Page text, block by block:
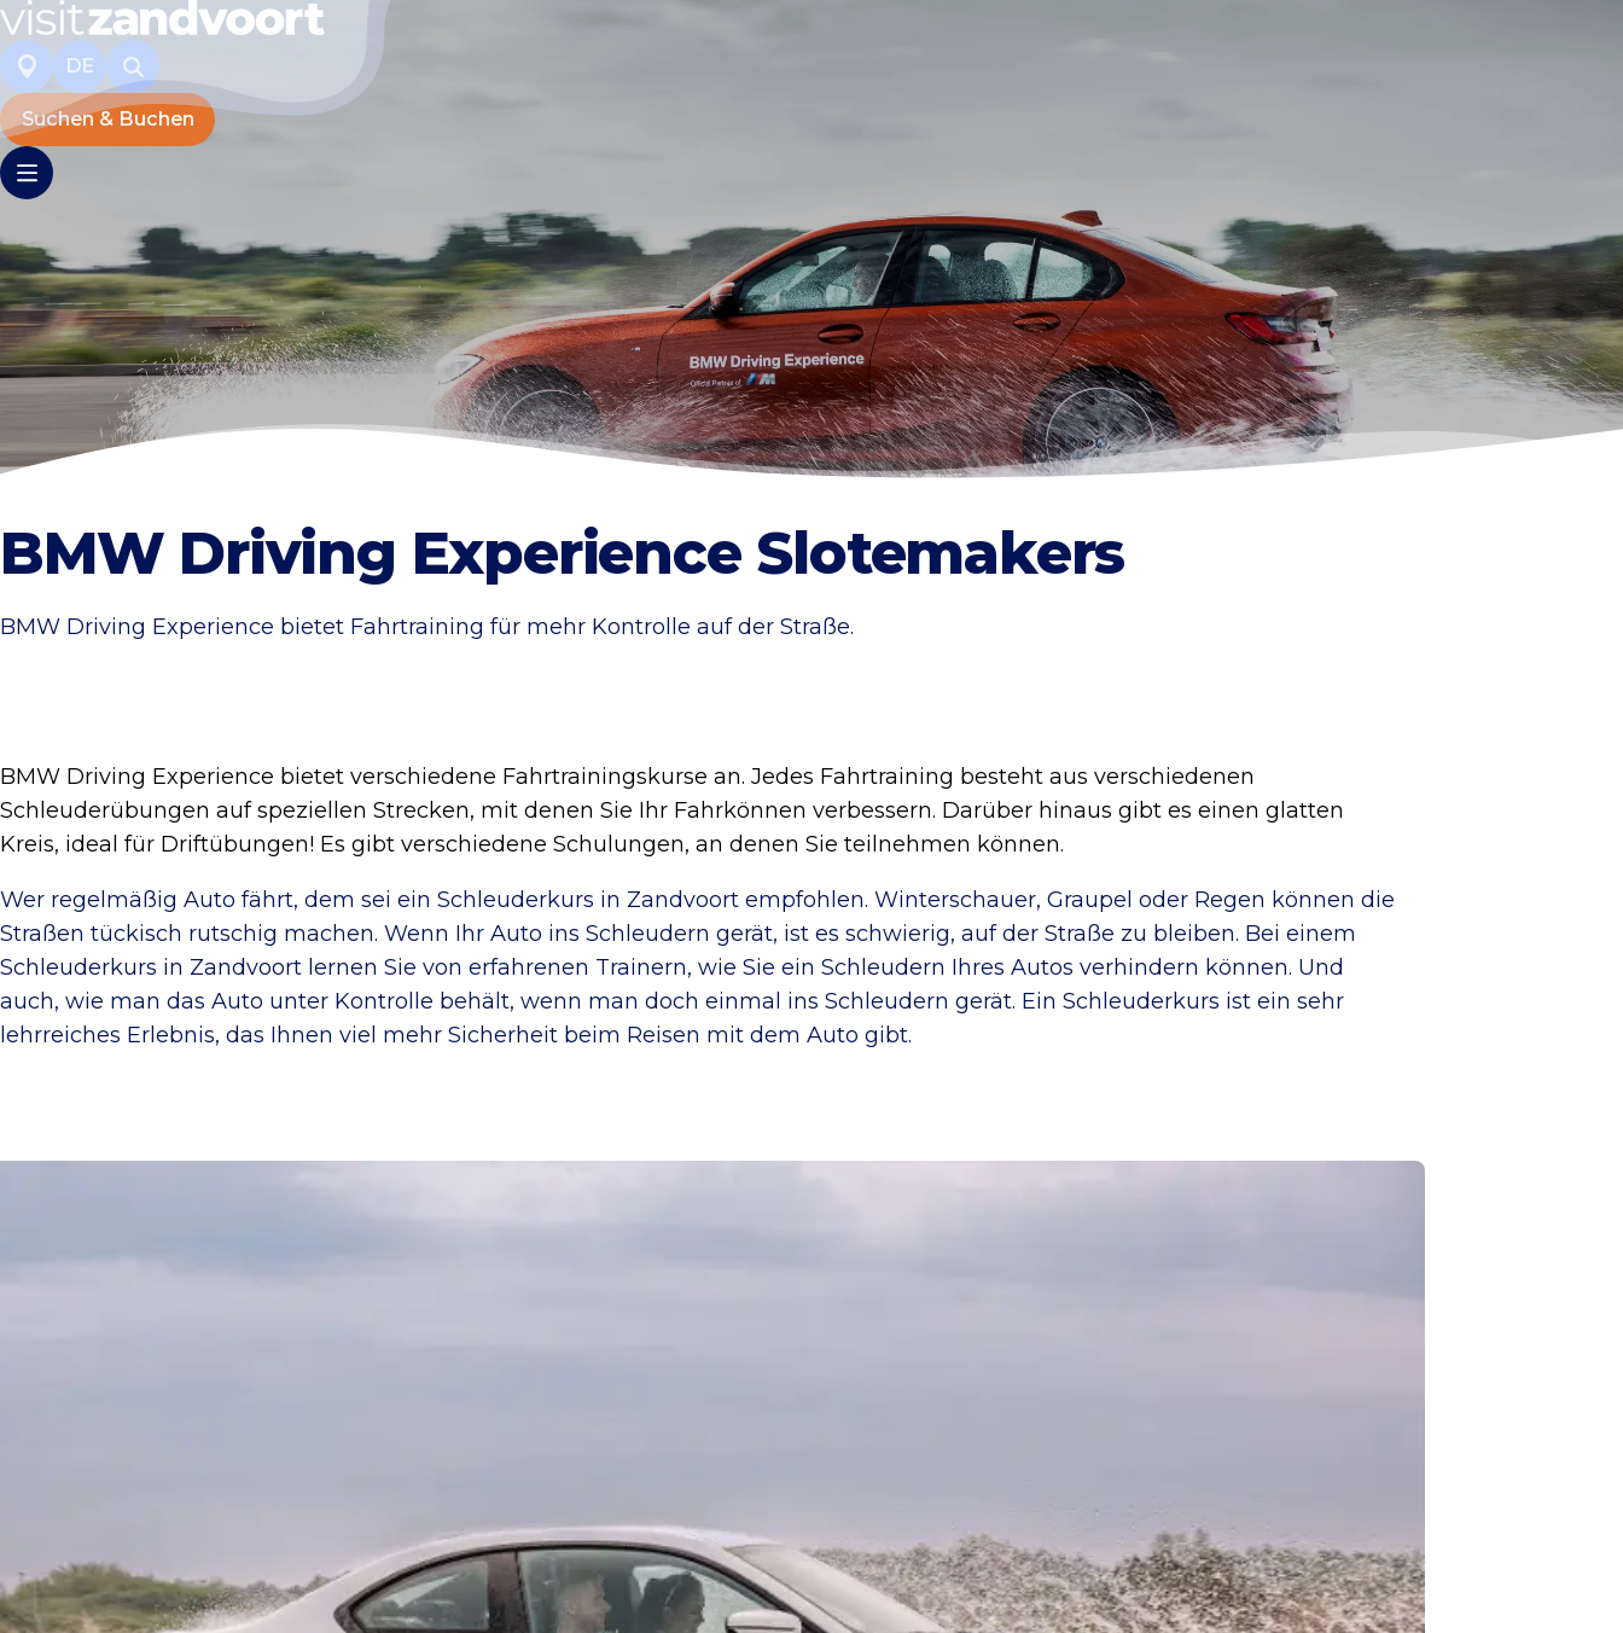
DE
Suchen & Buchen
BMW Driving Experience Slotemakers
BMW Driving Experience bietet Fahrtraining für mehr Kontrolle auf der Straße.
BMW Driving Experience bietet verschiedene Fahrtrainingskurse an. Jedes Fahrtraining besteht aus verschiedenen
Schleuderübungen auf speziellen Strecken, mit denen Sie Ihr Fahrkönnen verbessern. Darüber hinaus gibt es einen glatten
Kreis, ideal für Driftübungen! Es gibt verschiedene Schulungen, an denen Sie teilnehmen können.
Wer regelmäßig Auto fährt, dem sei ein Schleuderkurs in Zandvoort empfohlen. Winterschauer, Graupel oder Regen können die
Straßen tückisch rutschig machen. Wenn Ihr Auto ins Schleudern gerät, ist es schwierig, auf der Straße zu bleiben. Bei einem
Schleuderkurs in Zandvoort lernen Sie von erfahrenen Trainern, wie Sie ein Schleudern Ihres Autos verhindern können. Und
auch, wie man das Auto unter Kontrolle behält, wenn man doch einmal ins Schleudern gerät. Ein Schleuderkurs ist ein sehr
lehrreiches Erlebnis, das Ihnen viel mehr Sicherheit beim Reisen mit dem Auto gibt.